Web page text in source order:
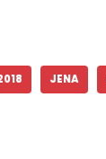
JENA